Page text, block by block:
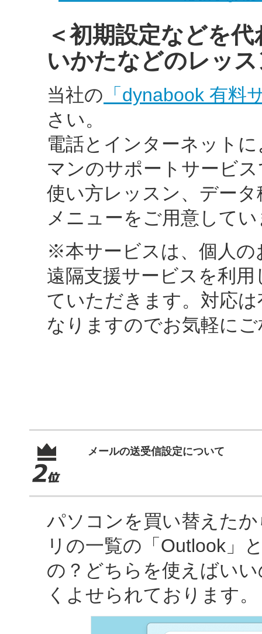
＜初期設定などを
いかたなどのレッ
当社の 「dynabook 有料
さい。
電話とインターネット
マンのサポートサービ
使い方レッスン、デー
メニューをご用意して
※本サービスは、個人の
遠隔支援サービスを利
ていただきます。対応
なりますのでお気軽に
メールの送受信設定について
パソコンを買い替えた
リの一覧の「Outlook」
の？どちらを使えばい
くよせられております。